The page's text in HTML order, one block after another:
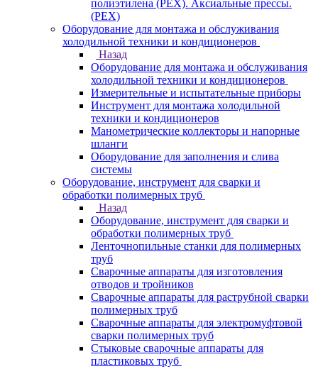
полиэтилена (PEX). Аксиальные прессы.
(PEX)
Оборудование для монтажа и обслуживания
холодильной техники и кондиционеров
Назад
Оборудование для монтажа и обслуживания
холодильной техники и кондиционеров
Измерительные и испытательные приборы
Инструмент для монтажа холодильной
техники и кондиционеров
Манометрические коллекторы и напорные
шланги
Оборудование для заполнения и слива
системы
Оборудование, инструмент для сварки и
обработки полимерных труб
Назад
Оборудование, инструмент для сварки и
обработки полимерных труб
Ленточнопильные станки для полимерных
труб
Сварочные аппараты для изготовления
отводов и тройников
Сварочные аппараты для раструбной сварки
полимерных труб
Сварочные аппараты для электромуфтовой
сварки полимерных труб
Стыковые сварочные аппараты для
пластиковых труб